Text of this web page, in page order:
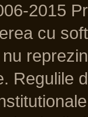
2015
cu
Regulile